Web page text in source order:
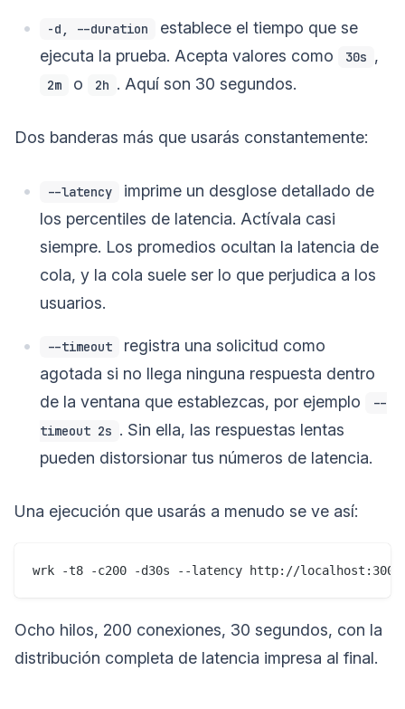
-d, --duration
establece el tiempo que se
ejecuta la prueba. Acepta valores como
30s ,
2m o 2h . Aquí son 30 segundos.
Dos banderas más que usarás constantemente:
--latency
imprime un desglose detallado de
los percentiles de latencia. Actívala casi
siempre. Los promedios ocultan la latencia de
cola, y la cola suele ser lo que perjudica a los
usuarios.
--timeout
registra una solicitud como
agotada si no llega ninguna respuesta dentro
de la ventana que establezcas, por ejemplo
--
timeout 2s . Sin ella, las respuestas lentas
pueden distorsionar tus números de latencia.
Una ejecución que usarás a menudo se ve así:
Ocho hilos, 200 conexiones, 30 segundos, con la
distribución completa de latencia impresa al final.